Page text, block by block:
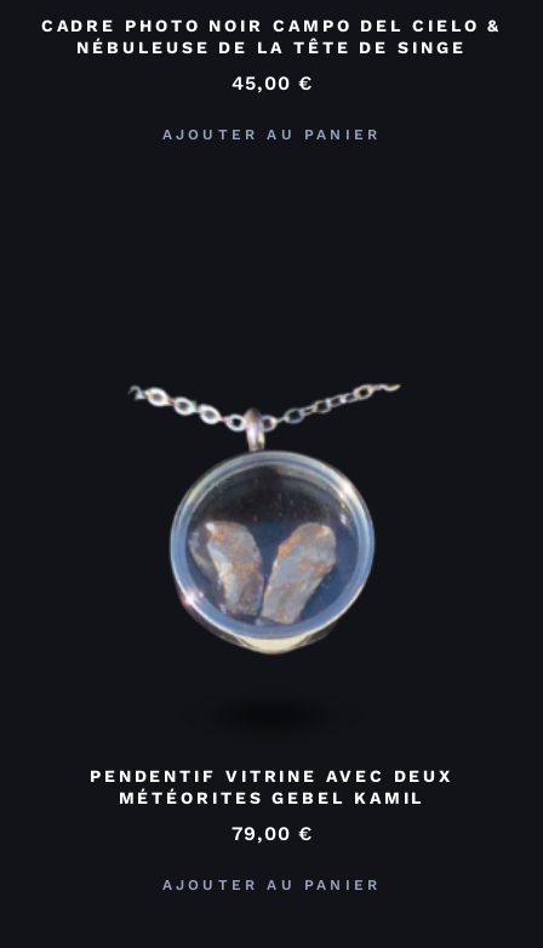
CADRE PHOTO NOIR CAMPO DEL CIELO &
NÉBULEUSE DE LA TÊTE DE SINGE
45,00 €
AJOUTER AU PANIER
PENDENTIF VITRINE AVEC DEUX
MÉTÉORITES GEBEL KAMIL
79,00 €
AJOUTER AU PANIER